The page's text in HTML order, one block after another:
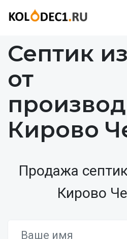
Септик
от
Кирово
Продажа
Кирово